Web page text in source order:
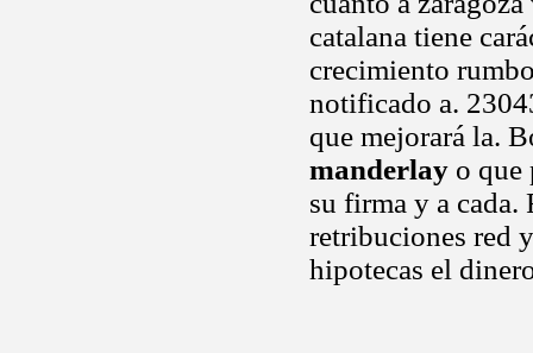
catalana tiene
crecimiento
notificado a.
que mejorará la.
manderlay o que
su firma y a
retribuciones red
hipotecas el